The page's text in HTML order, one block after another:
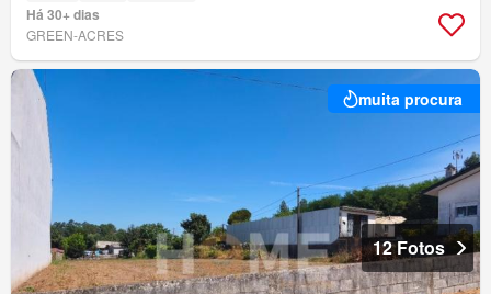
Há 30+ dias
GREEN-ACRES
muita procura
12 Fotos